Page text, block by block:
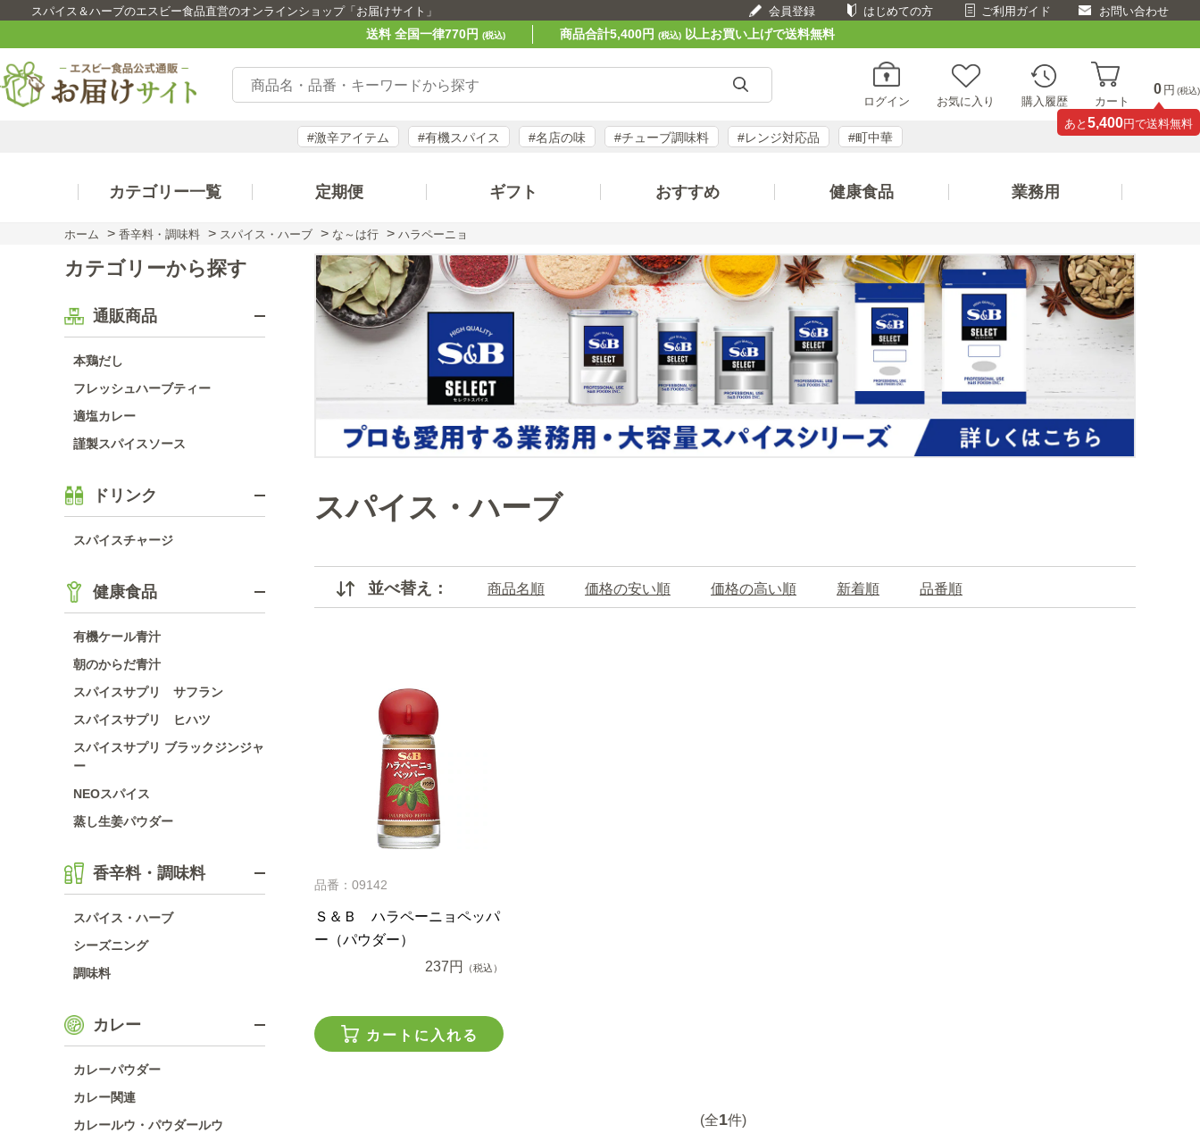
スパイス＆ハーブのエスビー食品直営のオンラインショップ「お届けサイト」 会員登録 はじめての方 ご利用ガイド お問い合わせ
送料 全国一律770円 (税込) 商品合計5,400円 (税込)以上お買い上げで送料無料
ログイン お気に入り 購入履歴 カート
0 円 (税込)
あと 5,400円で送料無料
#激辛アイテム #有機スパイス #名店の味 #チューブ調味料 #レンジ対応品 #町中華
カテゴリー一覧 定期便 ギフト おすすめ 健康食品 業務用
ホーム > 香辛料・調味料 > スパイス・ハーブ > な～は行 > ハラペーニョ
カテゴリーから探す
通販商品
本鶏だし
フレッシュハーブティー
適塩カレー
謹製スパイスソース
ドリンク
スパイスチャージ
健康食品
有機ケール青汁
朝のからだ青汁
スパイスサプリ サフラン
スパイスサプリ ヒハツ
スパイスサプリ ブラックジンジャ
ー
NEOスパイス
蒸し生姜パウダー
香辛料・調味料
スパイス・ハーブ
シーズニング
調味料
カレー
カレーパウダー
カレー関連
カレールウ・パウダールウ
スパイス・ハーブ
並べ替え： 商品名順 価格の安い順 価格の高い順 新着順 品番順
品番：09142
Ｓ＆Ｂ ハラペーニョペッパ
ー（パウダー）
237円
（税込）
カートに入れる
(全1件)